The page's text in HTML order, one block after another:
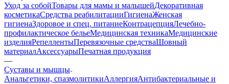
Уход за собойТовары для мамы и малышейДекоративная
косметикаСредства реабилитацииГигиенаЖенская
гигиенаЗдоровое и спец. питаниеКонтрацепцияЛечебно-
профилактическое бельеМедицинская техникаМедицинские
изделияРепеллентыПеревязочные средстваШовный
материалАксессуарыПечатная продукция
—
Суставы и мышцы
Анальгетики, спазмолитикиАллергияАнтибактериальные и